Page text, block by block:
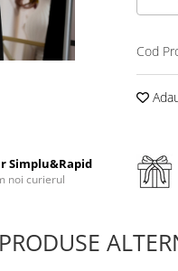
Cod
Simplu&Rapid
noi curierul
PRODUSE